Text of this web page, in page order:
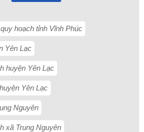
hoạch tỉnh Vĩnh Phúc
Yên Lạc
huyện Yên Lạc
Yên Lạc
Nguyên
xã Trung Nguyên